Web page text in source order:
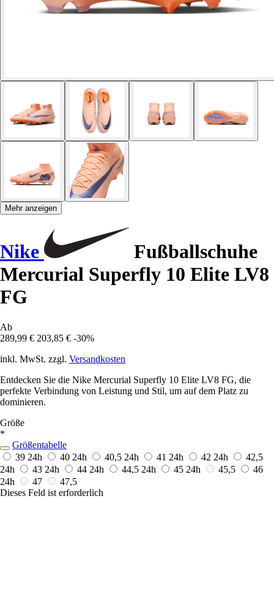
Mehr anzeigen
Nike
Fußballschuhe
Mercurial Superfly 10 Elite LV8
FG
Ab
289,99 € 203,85 € -30%
inkl. MwSt. zzgl. Versandkosten
Entdecken Sie die Nike Mercurial Superfly 10 Elite LV8 FG, die
perfekte Verbindung von Leistung und Stil, um auf dem Platz zu
dominieren.
Größe
*
Größentabelle
39 24h 40 24h 40,5 24h 41 24h 42 24h
42,5
24h
43 24h 44 24h 44,5 24h 45 24h 45,5
46
24h
47
47,5
Dieses Feld ist erforderlich